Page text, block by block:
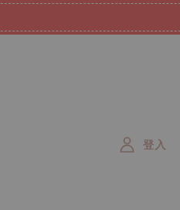
登入